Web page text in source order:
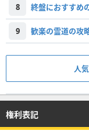
8 終盤におすすめ
9 歓楽の霊道の攻
人
権利表記